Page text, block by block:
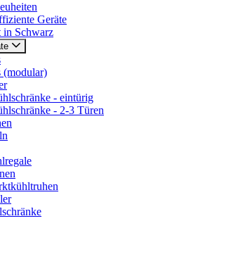
Geräte
in Schwarz
(modular)
- eintürig
- 2-3 Türen